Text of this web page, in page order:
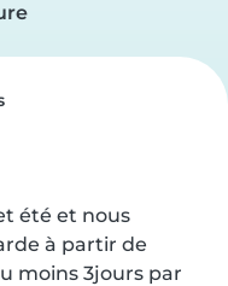
été et nous
à partir de
moins 3jours par